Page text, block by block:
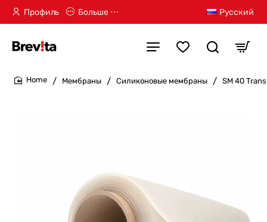
Профиль Больше ⋯ Русский
Мембраны Силиконовые мембраны SM 40